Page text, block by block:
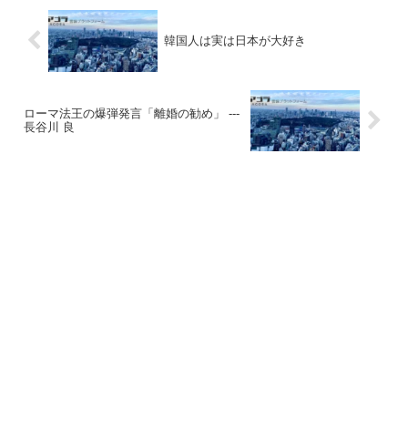
韓国人は実は日本が大好き
ローマ法王の爆弾発言「離婚の勧め」 ---
長谷川 良